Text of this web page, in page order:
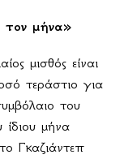
μήνα»
μισθός είναι
τεράστιο για
του
ίδιου μήνα
Γκαζιάντεπ